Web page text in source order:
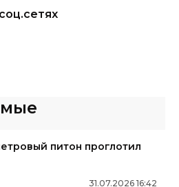
питон проглотил
31.07.2026 16:42